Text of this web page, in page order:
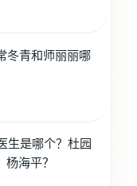
冬青和师丽丽哪
生是哪个？杜园
海平？